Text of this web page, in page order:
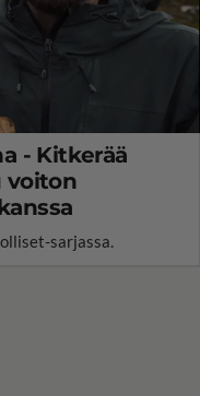
- Kitkerää
voiton
sarjassa.